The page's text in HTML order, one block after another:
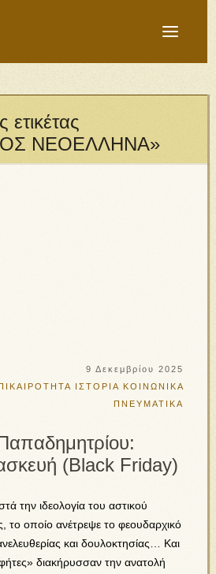
ετικέτας
ΝΕΟΕΛΛΗΝΑ»
9 Δεκεμβρίου 2025
ΙΣΤΟΡΙΑ ΚΟΙΝΩΝΙΚΑ
ΠΝΕΥΜΑΤΙΚΑ
(Black Friday)
την ιδεολογία του αστικού
το οποίο ανέτρεψε το φεουδαρχικό
και δουλοκτησίας… Και
διακήρυσσαν την ανατολή